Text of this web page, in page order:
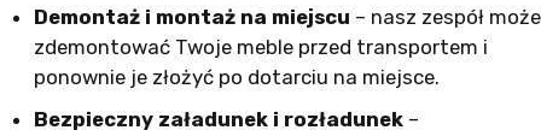
Demontaż i montaż na miejscu – nasz zespół może
zdemontować Twoje meble przed transportem i
ponownie je złożyć po dotarciu na miejsce.
Bezpieczny załadunek i rozładunek –